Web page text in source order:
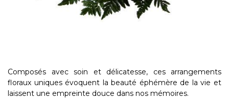
Composés avec soin et délicatesse, ces arrangements
floraux uniques évoquent la beauté éphémère de la vie et
laissent une empreinte douce dans nos mémoires.